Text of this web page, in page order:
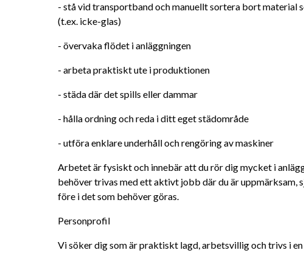
- stå vid transportband och manuellt sortera bort material
(t.ex. icke-glas)
- övervaka flödet i anläggningen
- arbeta praktiskt ute i produktionen
- städa där det spills eller dammar
- hålla ordning och reda i ditt eget städområde
- utföra enklare underhåll och rengöring av maskiner
Arbetet är fysiskt och innebär att du rör dig mycket i
behöver trivas med ett aktivt jobb där du är uppmärksam,
före i det som behöver göras.
Personprofil
Vi söker dig som är praktiskt lagd, arbetsvillig och trivs i